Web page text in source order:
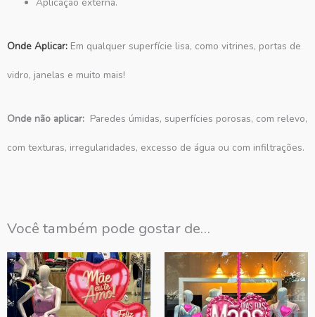
Onde Aplicar: Em qualquer superfície lisa, como vitrines, portas de
vidro, janelas e muito mais!
Onde não aplicar: Paredes úmidas, superfícies porosas, com relevo,
com texturas, irregularidades, excesso de água ou com infiltrações.
Você também pode gostar de…